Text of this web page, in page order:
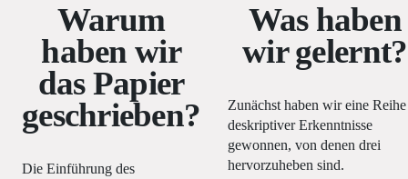
Warum
haben wir
das Papier
geschrieben?
Die Einführung des
Was haben
wir gelernt?
Zunächst haben wir eine Reihe
deskriptiver Erkenntnisse
gewonnen, von denen drei
hervorzuheben sind.